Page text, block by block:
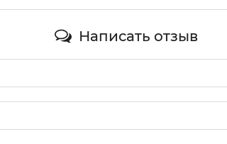
Написать отзыв